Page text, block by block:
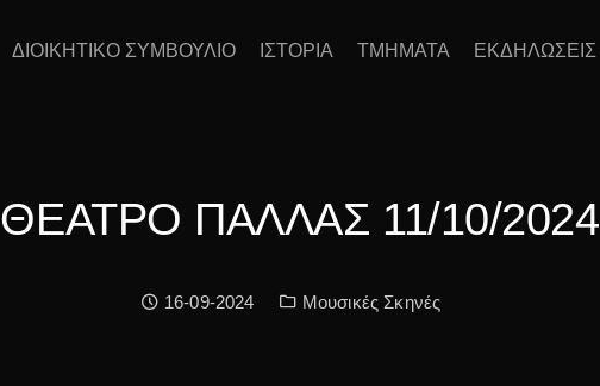
ΔΙΟΙΚΗΤΙΚΟ ΣΥΜΒΟΥΛΙΟ ΙΣΤΟΡΙΑ ΤΜΗΜΑΤΑ ΕΚΔΗΛΩΣΕΙΣ
ΘΕΑΤΡΟ ΠΑΛΛΑΣ 11/10/2024
Date:
16-09-2024 Κατηγορία:
Μουσικές Σκηνές